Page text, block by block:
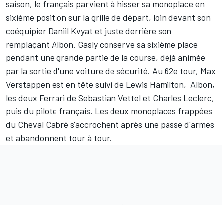
saison, le français parvient à hisser sa monoplace en
sixième position sur la grille de départ, loin devant son
coéquipier Daniil Kvyat et juste derrière son
remplaçant Albon. Gasly conserve sa sixième place
pendant une grande partie de la course, déjà animée
par la sortie d'une voiture de sécurité. Au 62e tour, Max
Verstappen est en tête suivi de Lewis Hamilton, Albon,
les deux Ferrari de Sebastian Vettel et Charles Leclerc,
puis du pilote français. Les deux monoplaces frappées
du Cheval Cabré s'accrochent après une passe d'armes
et abandonnent tour à tour.